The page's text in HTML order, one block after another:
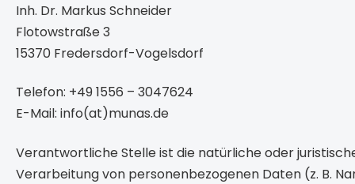
Inh. Dr. Markus Schneider
Flotowstraße 3
15370 Fredersdorf-Vogelsdorf
Telefon: +49 1556 – 3047624
E-Mail: info(at)munas.de
Verantwortliche Stelle ist die natürliche oder
Verarbeitung von personenbezogenen Daten (z. B.